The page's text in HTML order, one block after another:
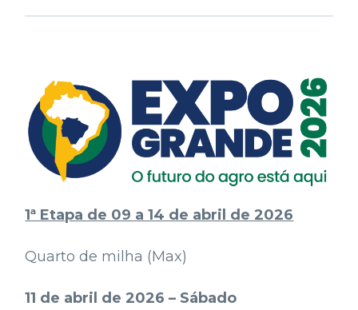
1ª Etapa de 09 a 14 de abril de 2026
Quarto de milha (Max)
11 de abril de 2026 – Sábado